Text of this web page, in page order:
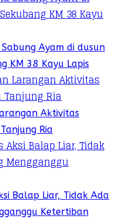
Ayam di dusun
KM 38 Kayu Lapis
Aktivitas
Ria
Balap Liar, Tidak Ada
Ketertiban